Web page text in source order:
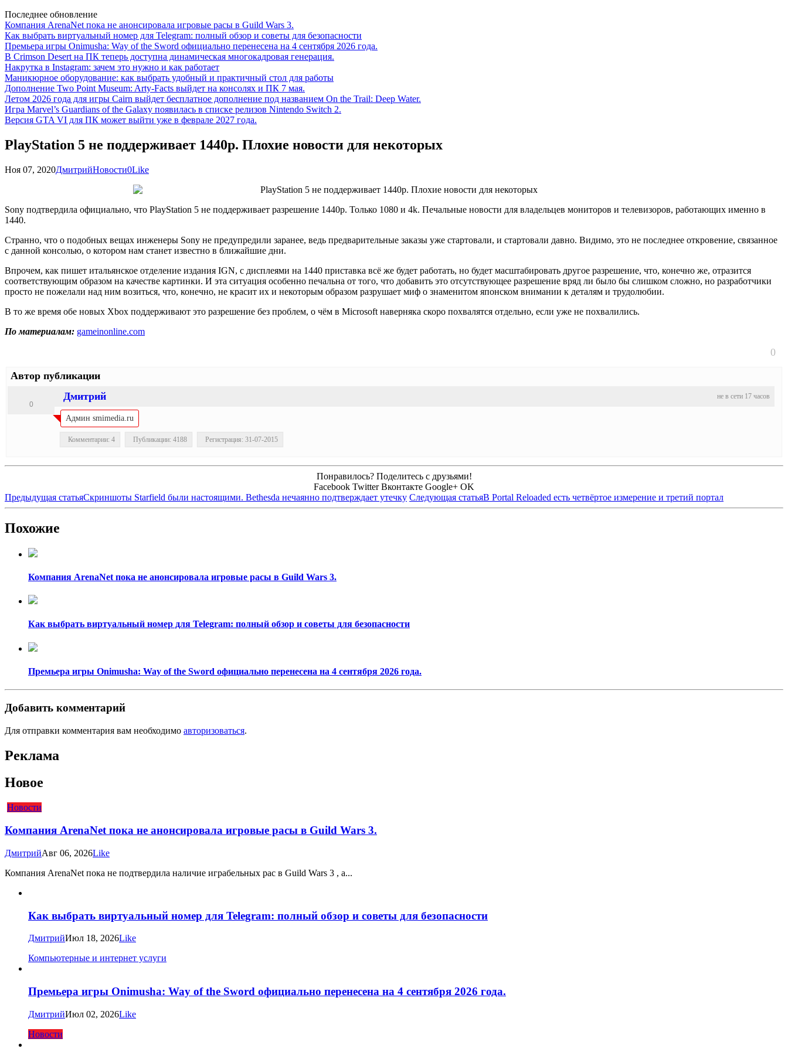
Последнее обновление
Компания ArenaNet пока не анонсировала игровые расы в Guild Wars 3.
Как выбрать виртуальный номер для Telegram: полный обзор и советы для безопасности
Премьера игры Onimusha: Way of the Sword официально перенесена на 4 сентября 2026 года.
В Crimson Desert на ПК теперь доступна динамическая многокадровая генерация.
Накрутка в Instagram: зачем это нужно и как работает
Маникюрное оборудование: как выбрать удобный и практичный стол для работы
Дополнение Two Point Museum: Arty-Facts выйдет на консолях и ПК 7 мая.
Летом 2026 года для игры Cairn выйдет бесплатное дополнение под названием On the Trail: Deep Water.
Игра Marvel’s Guardians of the Galaxy появилась в списке релизов Nintendo Switch 2.
Версия GTA VI для ПК может выйти уже в феврале 2027 года.
PlayStation 5 не поддерживает 1440р. Плохие новости для некоторых
Ноя 07, 2020ДмитрийНовости0Like
Sony подтвердила официально, что PlayStation 5 не поддерживает разрешение 1440р. Только 1080 и 4k. Печальные новости для владельцев мониторов и телевизоров, работающих именно в
1440.
Странно, что о подобных вещах инженеры Sony не предупредили заранее, ведь предварительные заказы уже стартовали, и стартовали давно. Видимо, это не последнее откровение, связанное
с данной консолью, о котором нам станет известно в ближайшие дни.
Впрочем, как пишет итальянское отделение издания IGN, с дисплеями на 1440 приставка всё же будет работать, но будет масштабировать другое разрешение, что, конечно же, отразится
соответствующим образом на качестве картинки. И эта ситуация особенно печальна от того, что добавить это отсутствующее разрешение вряд ли было бы слишком сложно, но разработчики
просто не пожелали над ним возиться, что, конечно, не красит их и некоторым образом разрушает миф о знаменитом японском внимании к деталям и трудолюбии.
В то же время обе новых Xbox поддерживают это разрешение без проблем, о чём в Microsoft наверняка скоро похвалятся отдельно, если уже не похвалились.
По материалам: gameinonline.com
0
Автор публикации
не в сети 17 часов
Дмитрий
0
Админ smimedia.ru
Комментарии: 4 Публикации: 4188 Регистрация: 31-07-2015
Понравилось? Поделитесь с друзьями!
Facebook Twitter Вконтакте Google+ OK
Предыдущая статьяСкриншоты Starfield были настоящими. Bethesda нечаянно подтверждает утечку Следующая статьяВ Portal Reloaded есть четвёртое измерение и третий портал
Похожие
Компания ArenaNet пока не анонсировала игровые расы в Guild Wars 3.
Как выбрать виртуальный номер для Telegram: полный обзор и советы для безопасности
Премьера игры Onimusha: Way of the Sword официально перенесена на 4 сентября 2026 года.
Добавить комментарий
Для отправки комментария вам необходимо авторизоваться.
Реклама
Новое
Новости
Компания ArenaNet пока не анонсировала игровые расы в Guild Wars 3.
ДмитрийАвг 06, 2026Like
Компания ArenaNet пока не подтвердила наличие играбельных рас в Guild Wars 3 , а...
Как выбрать виртуальный номер для Telegram: полный обзор и советы для безопасности
ДмитрийИюл 18, 2026Like
Компьютерные и интернет услуги
Премьера игры Onimusha: Way of the Sword официально перенесена на 4 сентября 2026 года.
ДмитрийИюл 02, 2026Like
Новости